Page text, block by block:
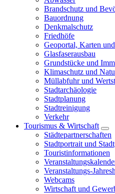
Brandschutz und
Bauordnung
Denkmalschutz
Friedhöfe
Geoportal, Karten
Glasfaserausbau
Grundstücke und
Klimaschutz und
Müllabfuhr und
Stadtarchäologie
Stadtplanung
Stadtreinigung
Verkehr
Tourismus & Wirtschaft
Städtepartnerschaften
Stadtportrait und
Touristinformationen
Veranstaltungs-
Webcams
Wirtschaft und